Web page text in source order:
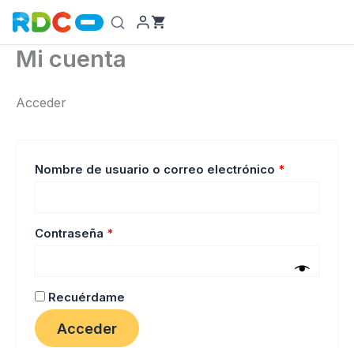
contenido
Mi cuenta
Acceder
Nombre de usuario o correo electrónico *
Contraseña *
Recuérdame
Acceder